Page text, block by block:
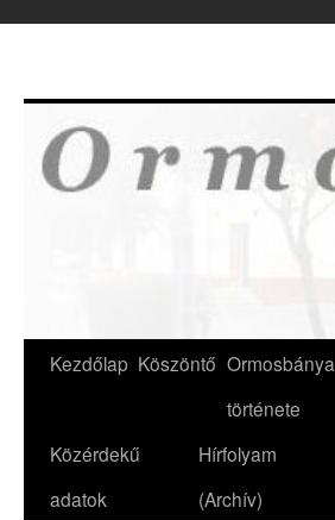
Kezdőlap Köszöntő Ormosbánya
története
Közérdekű
adatok
Hírfolyam
(Archív)